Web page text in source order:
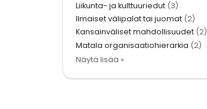
Liikunta- ja kulttuuriedut (3)
Ilmaiset välipalat tai juomat (2)
Kansainväliset mahdollisuudet (2)
Matala organisaatiohierarkia (2)
Näytä lisää »